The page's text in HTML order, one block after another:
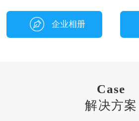
企业相册
Case
解决方案